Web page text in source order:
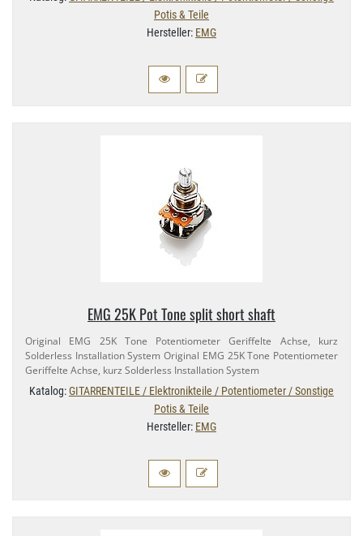
Potis & Teile
Hersteller: EMG
EMG 25K Pot Tone split short shaft
Original EMG 25K Tone Potentiometer Geriffelte Achse, kurz
Solderless Installation System Original EMG 25K Tone Potentiometer
Geriffelte Achse, kurz Solderless Installation System
Katalog:GITARRENTEILE / Elektronikteile / Potentiometer / Sonstige
Potis & Teile
Hersteller: EMG